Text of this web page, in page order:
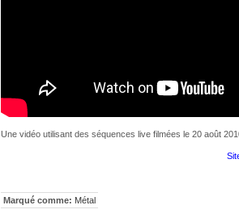
Une vidéo utilisant des séquences live filmées le 20 août
Marqué comme: Métal